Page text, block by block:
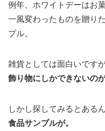
例年、ホワイトデーはお
一風変わったものを贈り
プル。
雑貨としては面白いですが
飾り物にしかできないの
しかし探してみるとある
食品サンプルが。